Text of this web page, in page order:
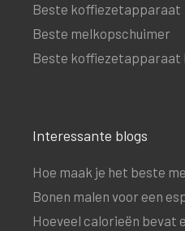
Beste koffiezetapparaat
Beste melkopschuimer
Beste koffiezetapparaat
Interessante blogs
Hoe maak je het beste
Bonen malen voor een
Hoeveel calorieën bevat